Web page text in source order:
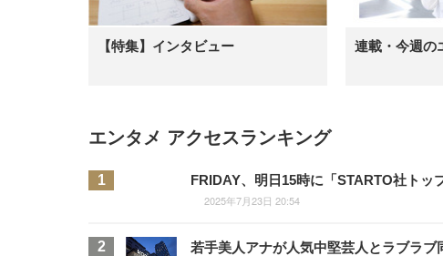
【特集】インタビュー 連載・今週の
エンタメ アクセスランキング
FRIDAY、明日15時に「STARTO社トッ
2025年7月23日 20:54
若手美人アナが人気中堅芸人とラブラ